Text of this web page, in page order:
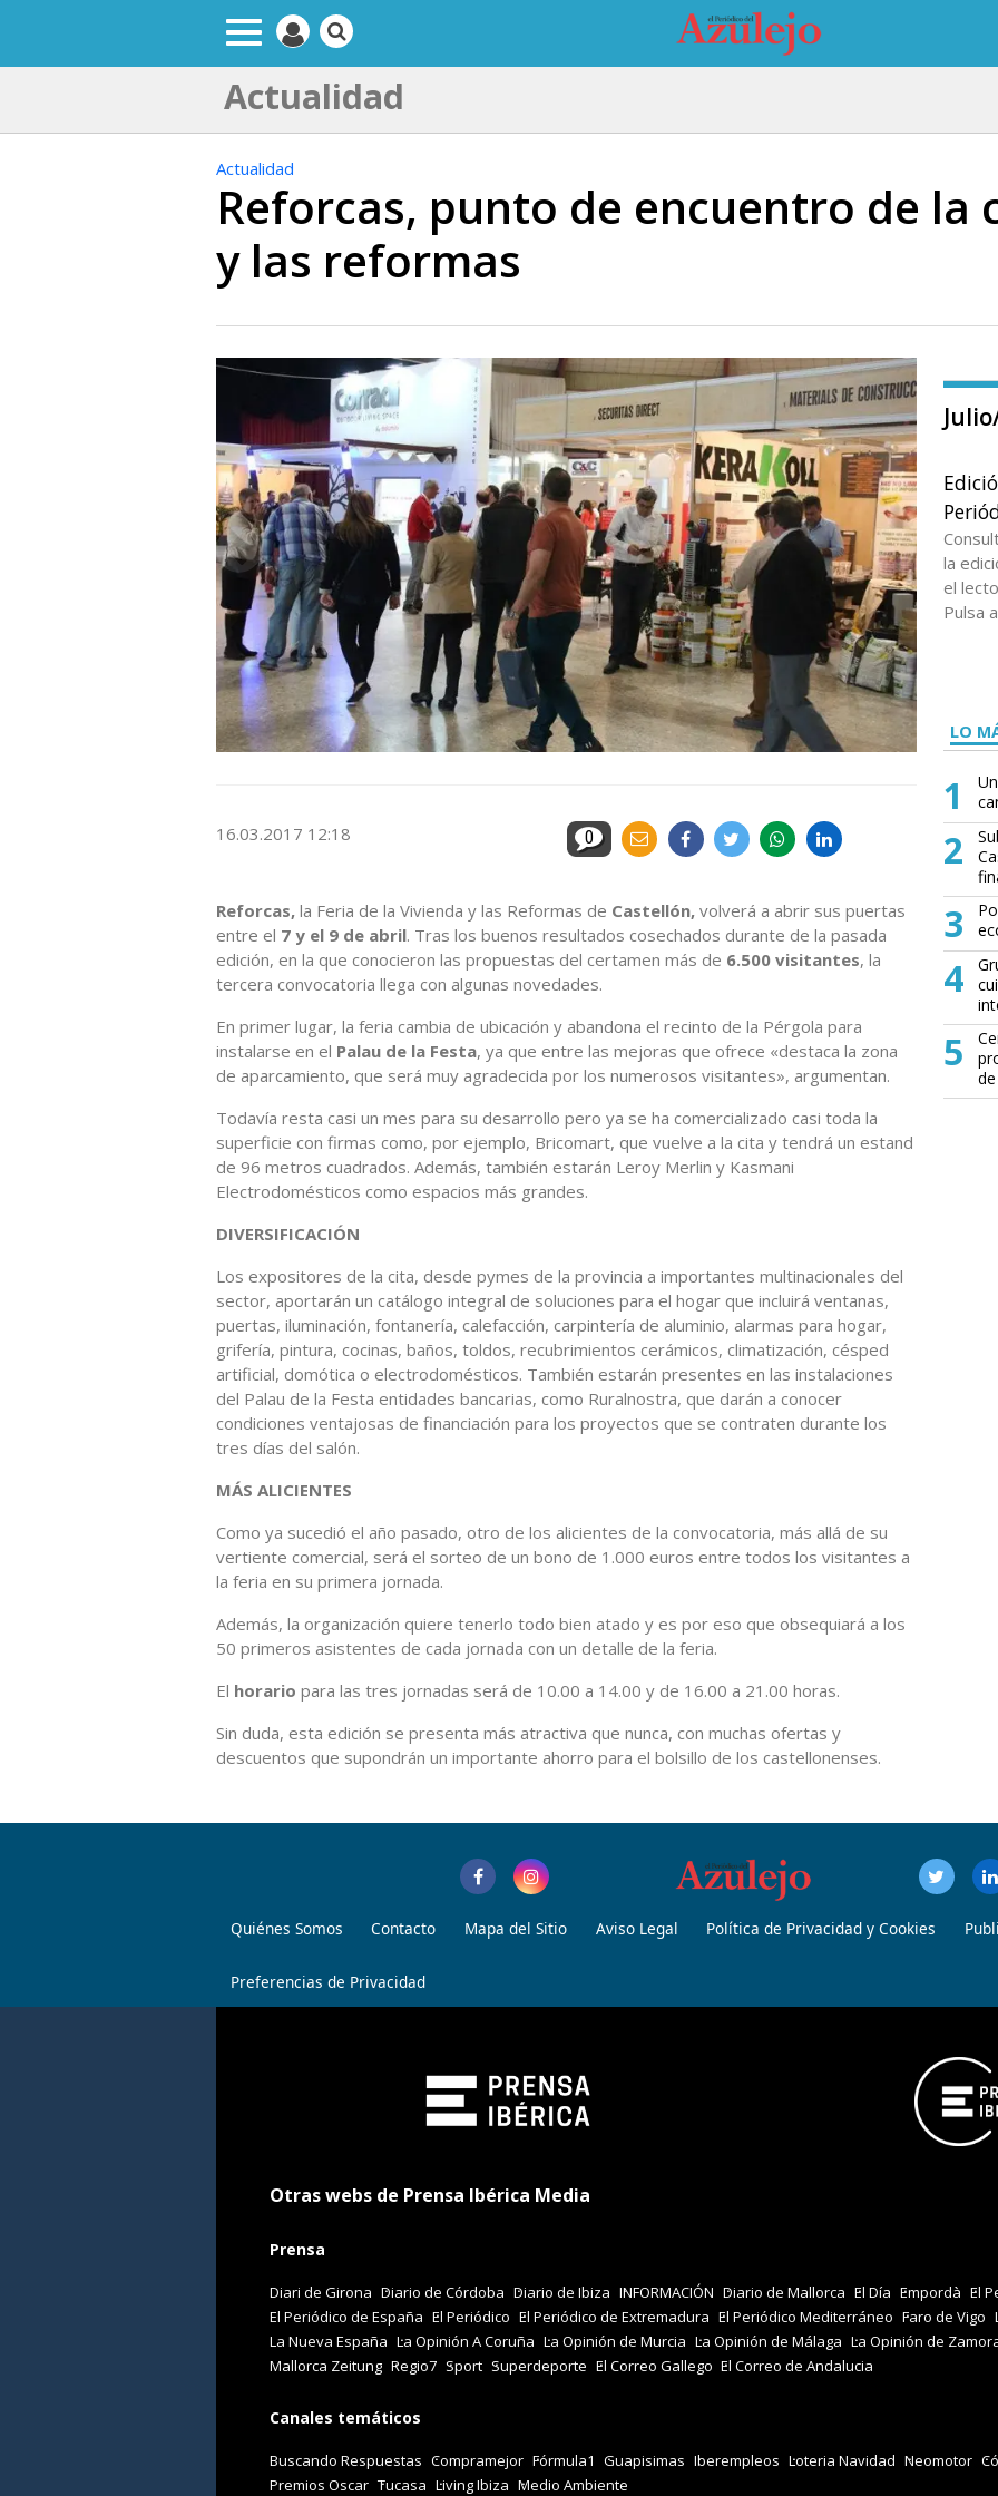
Actualidad
Actualidad
Reforcas, punto de encuentro de la
y las reformas
16.03.2017 12:18 0
Reforcas, la Feria de la Vivienda y las Reformas de Castellón, volverá a abrir sus puertas
entre el 7 y el 9 de abril. Tras los buenos resultados cosechados durante de la pasada
edición, en la que conocieron las propuestas del certamen más de 6.500 visitantes, la
tercera convocatoria llega con algunas novedades.
En primer lugar, la feria cambia de ubicación y abandona el recinto de la Pérgola para
instalarse en el Palau de la Festa, ya que entre las mejoras que ofrece «destaca la zona
de aparcamiento, que será muy agradecida por los numerosos visitantes», argumentan.
Todavía resta casi un mes para su desarrollo pero ya se ha comercializado casi toda la
superficie con firmas como, por ejemplo, Bricomart, que vuelve a la cita y tendrá un estand
de 96 metros cuadrados. Además, también estarán Leroy Merlin y Kasmani
Electrodomésticos como espacios más grandes.
DIVERSIFICACIÓN
Los expositores de la cita, desde pymes de la provincia a importantes multinacionales del
sector, aportarán un catálogo integral de soluciones para el hogar que incluirá ventanas,
puertas, iluminación, fontanería, calefacción, carpintería de aluminio, alarmas para hogar,
grifería, pintura, cocinas, baños, toldos, recubrimientos cerámicos, climatización, césped
artificial, domótica o electrodomésticos. También estarán presentes en las instalaciones
del Palau de la Festa entidades bancarias, como Ruralnostra, que darán a conocer
condiciones ventajosas de financiación para los proyectos que se contraten durante los
tres días del salón.
MÁS ALICIENTES
Como ya sucedió el año pasado, otro de los alicientes de la convocatoria, más allá de su
vertiente comercial, será el sorteo de un bono de 1.000 euros entre todos los visitantes a
la feria en su primera jornada.
Además, la organización quiere tenerlo todo bien atado y es por eso que obsequiará a los
50 primeros asistentes de cada jornada con un detalle de la feria.
El horario para las tres jornadas será de 10.00 a 14.00 y de 16.00 a 21.00 horas.
Sin duda, esta edición se presenta más atractiva que nunca, con muchas ofertas y
descuentos que supondrán un importante ahorro para el bolsillo de los castellonenses.
la
el
Pulsa
LO
1
2
3
4
5
Quiénes Somos Contacto Mapa del Sitio Aviso Legal Política de Privacidad y Cookies
Preferencias de Privacidad
Otras webs de Prensa Ibérica Media
Prensa
Diari de Girona Diario de Córdoba Diario de Ibiza INFORMACIÓN Diario de Mallorca El Día Empordà El
El Periódico de España El Periódico El Periódico de Extremadura El Periódico Mediterráneo Faro de Vigo
La Nueva España La Opinión A Coruña La Opinión de Murcia La Opinión de Málaga La Opinión de
Mallorca Zeitung Regio7 Sport Superdeporte El Correo Gallego El Correo de Andalucia
Canales temáticos
Buscando Respuestas Compramejor Fórmula1 Guapisimas Iberempleos Loteria Navidad Neomotor
Premios Oscar Tucasa Living Ibiza Medio Ambiente